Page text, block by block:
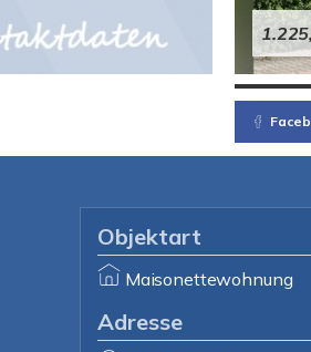
Objektart
Maisonettewohnung
Adresse